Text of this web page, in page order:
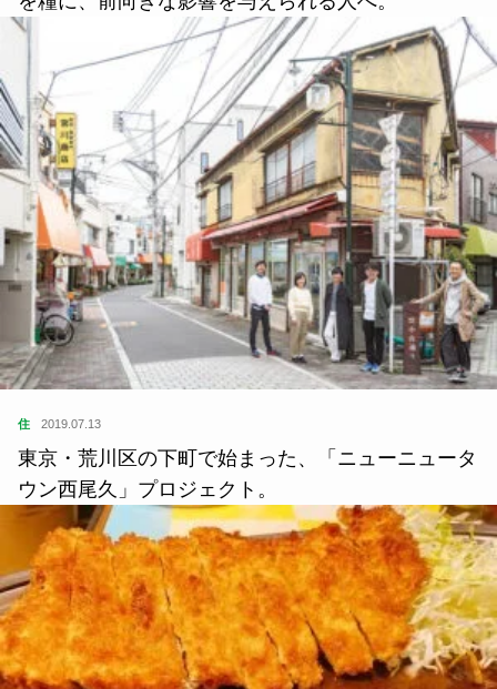
住 2019.07.13
東京・荒川区の下町で始まった、「ニューニュータ
ウン西尾久」プロジェクト。